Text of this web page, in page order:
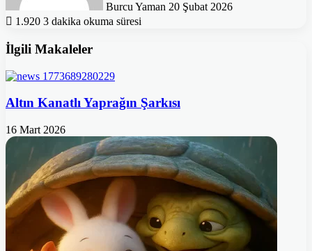
Burcu Yaman 20 Şubat 2026
1.920 3 dakika okuma süresi
İlgili Makaleler
Altın Kanatlı Yaprağın Şarkısı
16 Mart 2026